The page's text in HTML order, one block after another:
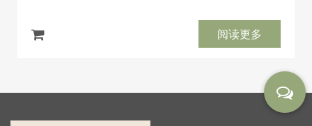
阅读更多